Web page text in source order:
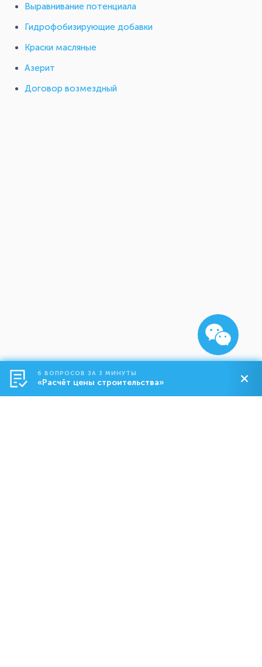
Выравнивание потенциала
Гидрофобизирующие добавки
Краски масляные
Азерит
Договор возмездный
6 ВОПРОСОВ ЗА 3 МИНУТЫ
«Расчёт цены строительства»